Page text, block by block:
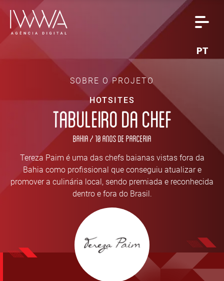
PT
SOBRE O PROJETO
HOTSITES
TABULEIRO DA CHEF
Bahia / 10 anos de parceria
Tereza Paim é uma das chefs baianas vistas fora da
Bahia como profissional que conseguiu atualizar e
promover a culinária local, sendo premiada e reconhecida
dentro e fora do Brasil.